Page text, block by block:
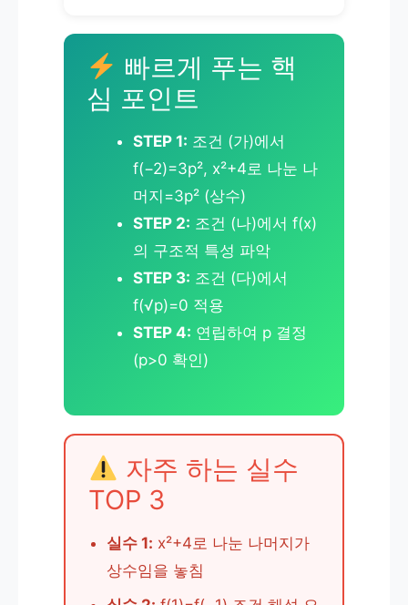
빠르게 푸는 핵
심 포인트
STEP 1: 조건 (가)에서
f(−2)=3p², x²+4로 나눈 나
머지=3p² (상수)
STEP 2: 조건 (나)에서 f(x)
의 구조적 특성 파악
STEP 3: 조건 (다)에서
f(√p)=0 적용
STEP 4: 연립하여 p 결정
(p>0 확인)
자주 하는 실수
TOP 3
실수 1: x²+4로 나눈 나머지가
상수임을 놓침